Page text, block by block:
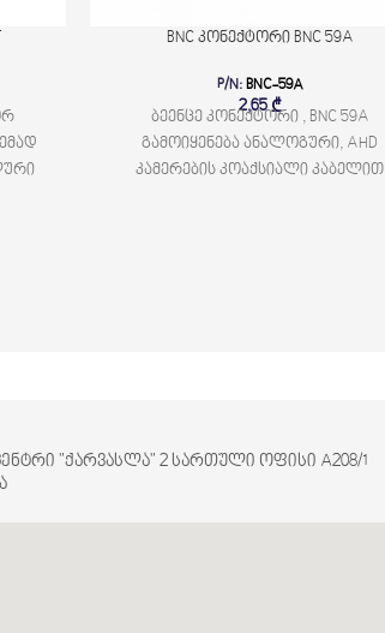
BNC კონექტორი BNC 59A
P/N: BNC-59A
2,65₾
ბეენცე კონექტორი , BNC 59A
გამოიყენება ანალოგური, AHD
კამერების კოაქსიალი კაბელით
"ქარვასლა" 2 სართული ოფისი A208/1